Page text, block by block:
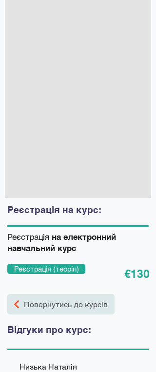
Реєстрація на курс:
Реєстрація на електронний
навчальний курс
Реєстрація (теорія) €130
Повернутись до курсів
Відгуки про курс:
Низька Наталія